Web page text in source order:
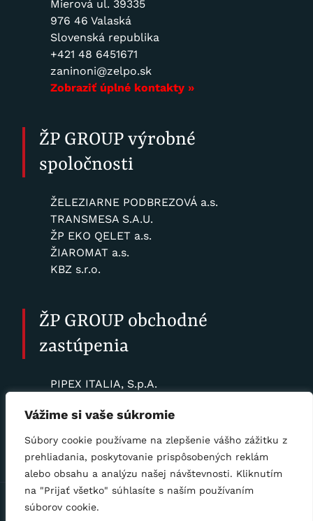
Vážime si vaše súkromie
Súbory cookie používame na zlepšenie vášho zážitku z
prehliadania, poskytovanie prispôsobených reklám
alebo obsahu a analýzu našej návštevnosti. Kliknutím
na "Prijať všetko" súhlasíte s naším používaním
súborov cookie.
Mierová ul. 39335
976 46 Valaská
Slovenská republika
+421 48 6451671
zaninoni@zelpo.sk
Zobraziť úplné kontakty »
ŽP GROUP výrobné
spoločnosti
ŽELEZIARNE PODBREZOVÁ a.s.
TRANSMESA S.A.U.
ŽP EKO QELET a.s.
ŽIAROMAT a.s.
KBZ s.r.o.
ŽP GROUP obchodné
zastúpenia
PIPEX ITALIA, S.p.A.
SLOVRUR Sp. z o.o.
ŽP TRADE BOHEMIA, a.s.
Prehlásenie o spracovaní osobných údajov